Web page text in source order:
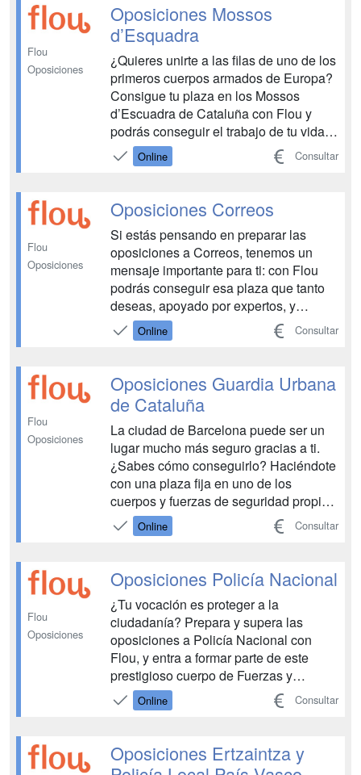
Flou
Oposiciones
Oposiciones Mossos
d’Esquadra
¿Quieres unirte a las filas de uno de los
primeros cuerpos armados de Europa?
Consigue tu plaza en los Mossos
d’Escuadra de Cataluña con Flou y
podrás conseguir el trabajo de tu vida.
Con compromiso, valentía y dedicación,
nada podrá pararte. Y con Flou
Online Consultar
Flou
Oposiciones
Oposiciones Correos
Si estás pensando en preparar las
oposiciones a Correos, tenemos un
mensaje importante para ti: con Flou
podrás conseguir esa plaza que tanto
deseas, apoyado por expertos, y
Online Consultar
Flou
Oposiciones
Oposiciones Guardia Urbana
de Cataluña
La ciudad de Barcelona puede ser un
lugar mucho más seguro gracias a ti.
¿Sabes cómo conseguirlo? Haciéndote
con una plaza fija en uno de los
cuerpos y fuerzas de seguridad propios
de Cataluña. Prepara tus oposiciones a
Guardia Urbana y, antes de lo que
Online Consultar
Flou
Oposiciones
Oposiciones Policía Nacional
¿Tu vocación es proteger a la
ciudadanía? Prepara y supera las
oposiciones a Policía Nacional con
Flou, y entra a formar parte de este
prestigioso cuerpo de Fuerzas y
Cuerpos de Seguridad del Estado,
donde podrás desarollarte ¡en lo
personal....
Online Consultar
Oposiciones Ertzaintza y